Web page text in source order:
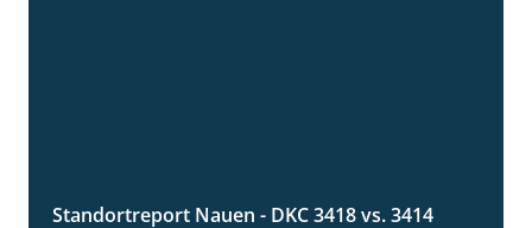
Standortreport Nauen - DKC 3418 vs. 3414